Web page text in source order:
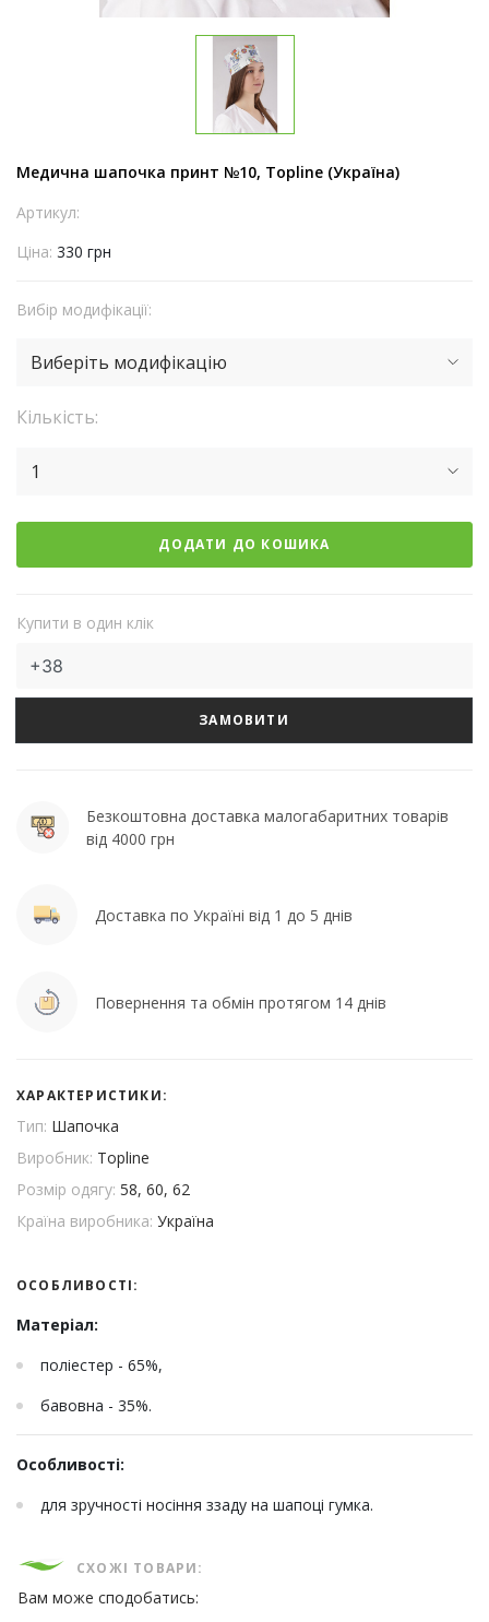
Медична шапочка принт №10, Topline (Україна)
Артикул:
Ціна: 330 грн
Вибір модифікації:
Виберіть модифікацію
Кількість:
1
ДОДАТИ ДО КОШИКА
Купити в один клік
ЗАМОВИТИ
Безкоштовна доставка малогабаритних товарів
від 4000 грн
Доставка по Україні від 1 до 5 днів
Повернення та обмін протягом 14 днів
ХАРАКТЕРИСТИКИ:
Тип: Шапочка
Виробник: Topline
Розмір одягу: 58, 60, 62
Країна виробника: Україна
ОСОБЛИВОСТІ:
Матеріал:
поліестер - 65%,
бавовна - 35%.
Особливості:
для зручності носіння ззаду на шапоці гумка.
СХОЖІ ТОВАРИ:
Вам може сподобатись: